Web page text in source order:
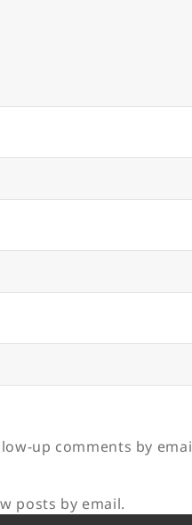
up comments by
posts by email.